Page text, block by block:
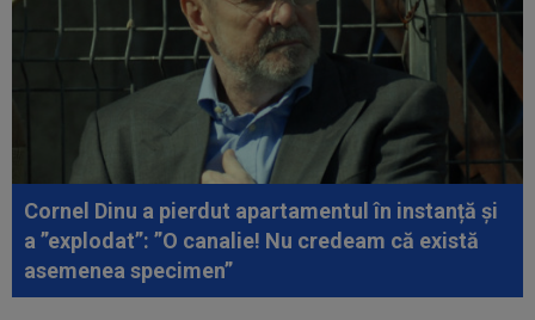
Anunțul venit din Israel, după ce Universitatea
Craiova a oferit 700.000€...
EXCLUSIV Dan Petrescu s-a decis
Jovo Lukic e în fața transferului carierei
Cornel Dinu a pierdut apartamentul în instanță și
a ”explodat”: ”O canalie! Nu credeam că există
asemenea specimen”